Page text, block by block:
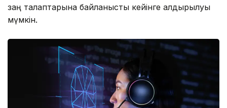
заң талаптарына байланысты кейінге қалдырылуы
мүмкін.